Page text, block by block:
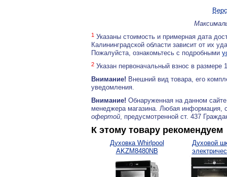
1 Указаны стоимость и примерная дата
Калининградской области зависит от их
Пожалуйста, ознакомьтесь с подробными
2 Указан первоначальный взнос в
Внимание! Внешний вид товара, его
уведомления.
Внимание! Обнаруженная на данном
менеджера магазина. Любая информация,
офертой, предусмотренной ст. 437
К этому товару рекомендуем
Духовка Whirlpool
AKZM8480NB
Духовой